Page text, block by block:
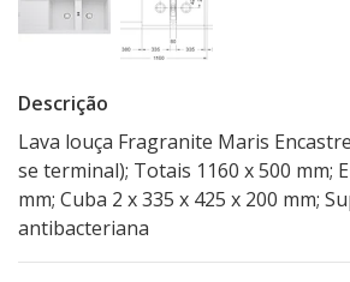
Descrição
Lava louça Fragranite Maris
se terminal); Totais 1160 x 500 mm;
mm; Cuba 2 x 335 x 425 x 200 mm;
antibacteriana